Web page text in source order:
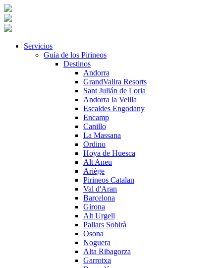
Servicios
Guía de los Pirineos
Destinos
Andorra
GrandValira Resorts
Sant Julián de Loria
Andorra la Vellla
Escaldes Engodany
Encamp
Canillo
La Massana
Ordino
Hoya de Huesca
Alt Aneu
Ariège
Pirineos Catalan
Val d'Aran
Barcelona
Girona
Alt Urgell
Pallars Sobirà
Osona
Noguera
Alta Ribagorza
Garrotxa